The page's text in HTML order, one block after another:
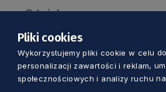
Gdańsk
Sala Koncertowa
Pliki cookies
Wykorzystujemy pliki cookie w celu
personalizacji zawartości i reklam,
społecznościowych i analizy ruchu